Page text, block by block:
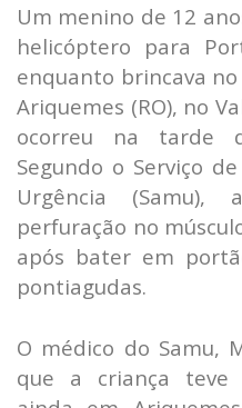
Um menino de 12
helicóptero para
enquanto brincava
Ariquemes (RO), no
ocorreu na tarde
Segundo o Serviço
Urgência
perfuração no
após bater em
pontiagudas.
O médico do Samu,
que a criança teve